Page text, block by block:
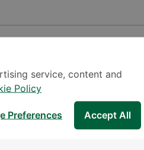
service, content and
Policy
Accept All
Preferences